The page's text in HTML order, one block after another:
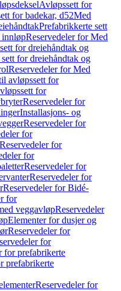
Avløpssett for
for badekar, d52Med
Prefabrikkerte sett
innløpReservedeler for Med
for dreiehåndtak og
for dreiehåndtak og
Reservedeler for Med
avløpssett for
for
Reservedeler for
Installasjons- og
Reservedeler for
for
Reservedeler for
for
Reservedeler for
Reservedeler for
Reservedeler for Bidé-
for
veggavløpReservedeler
Elementer for dusjer og
Reservedeler for
for
for prefabrikerte
prefabrikerte
Reservedeler for